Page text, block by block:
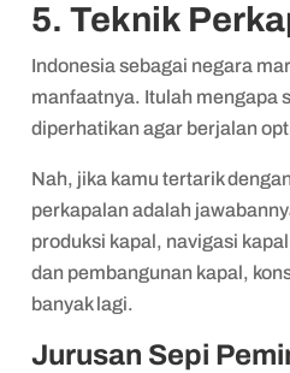
5. Teknik
Indonesia sebagai negara
manfaatnya. Itulah mengapa
diperhatikan agar berjalan
Nah, jika kamu tertarik
perkapalan adalah
produksi kapal, navigasi
dan pembangunan kapal,
banyak lagi.
Jurusan Sepi